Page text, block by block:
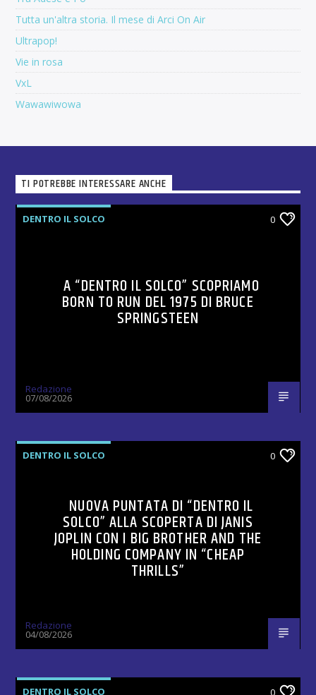
Tutta un'altra storia. Il mese di Arci On Air
Ultrapop!
Vie in rosa
VxL
Wawawiwowa
TI POTREBBE INTERESSARE ANCHE
DENTRO IL SOLCO 0
A “DENTRO IL SOLCO” SCOPRIAMO
BORN TO RUN DEL 1975 DI BRUCE
SPRINGSTEEN
Redazione
07/08/2026
DENTRO IL SOLCO 0
NUOVA PUNTATA DI “DENTRO IL
SOLCO” ALLA SCOPERTA DI JANIS
JOPLIN CON I BIG BROTHER AND THE
HOLDING COMPANY IN “CHEAP
THRILLS”
Redazione
04/08/2026
DENTRO IL SOLCO 0